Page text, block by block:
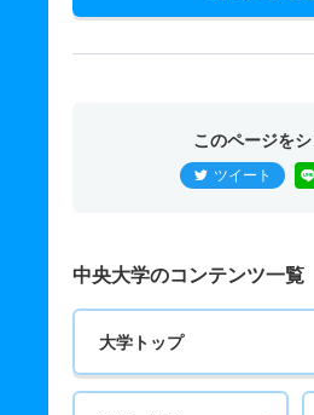
このページを
ツイート
中央大学のコンテンツ一覧
大学トップ